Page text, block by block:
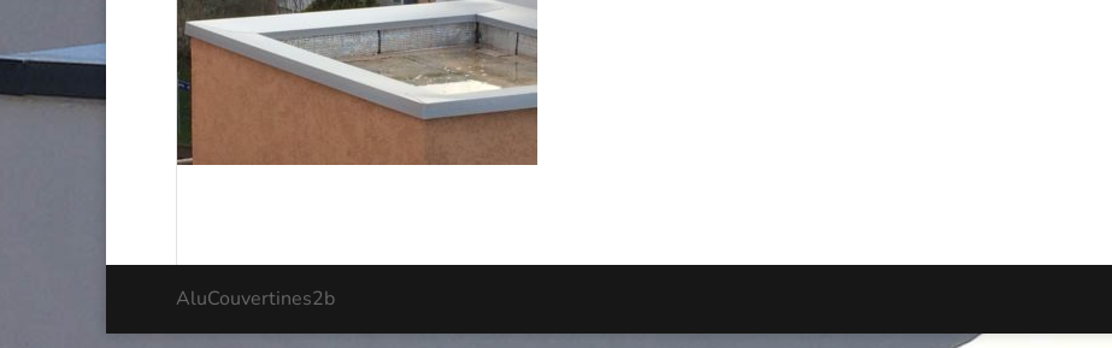
AluCouvertines2b